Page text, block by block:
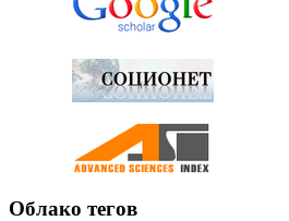
Облако тегов